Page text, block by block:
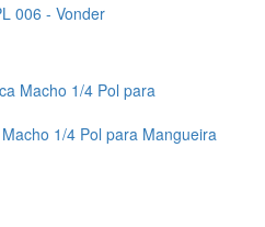
006 - Vonder
1/4 Pol para Mangueira